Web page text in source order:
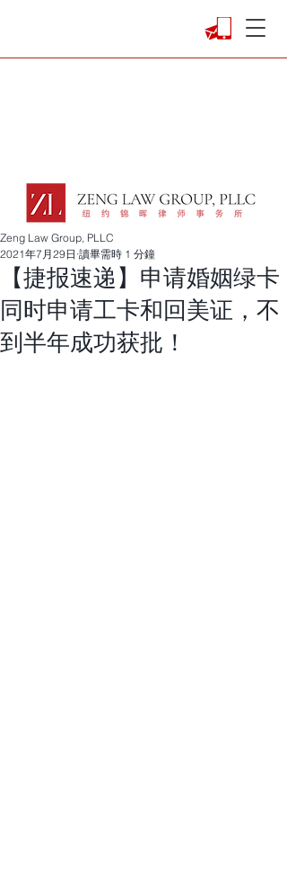
【捷报速递】申请婚姻绿卡
同时申请工卡和回美证，不
到半年成功获批！
Zeng Law Group, PLLC
2021年7月29日 讀畢需時 1 分鐘